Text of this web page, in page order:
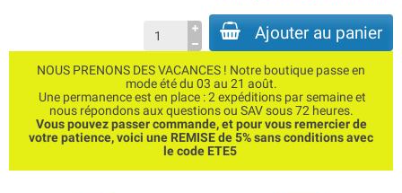
Ajouter au panier
NOUS PRENONS DES VACANCES ! Notre boutique passe en
mode été du 03 au 21 août.
Une permanence est en place : 2 expéditions par semaine et
nous répondons aux questions ou SAV sous 72 heures.
Vous pouvez passer commande, et pour vous remercier de
votre patience, voici une REMISE de 5% sans conditions avec
le code ETE5